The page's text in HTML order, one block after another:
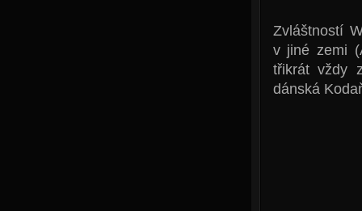
Zvláštností
v jiné zemi
třikrát vždy
dánská